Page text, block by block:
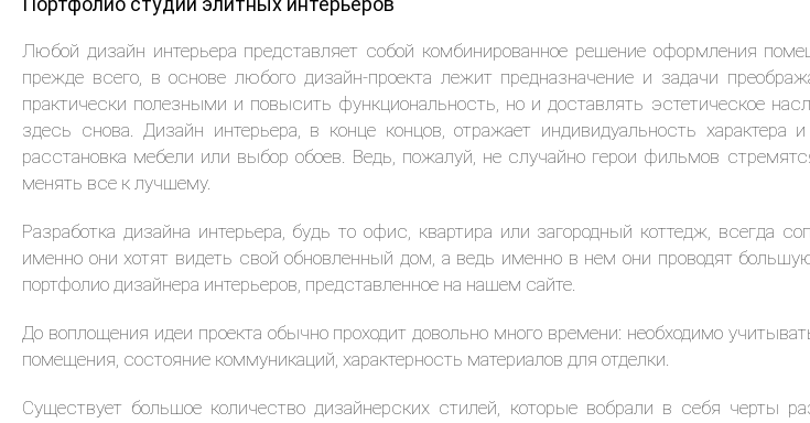
Любой дизайн интерьера представляет собой комбинированное решение оформления
прежде всего, в основе любого дизайн-проекта лежит предназначение и задачи
практически полезными и повысить функциональность, но и доставлять эстетическое
здесь снова. Дизайн интерьера, в конце концов, отражает индивидуальность
расстановка мебели или выбор обоев. Ведь, пожалуй, не случайно герои фильмов
менять все к лучшему.
Разработка дизайна интерьера, будь то офис, квартира или загородный коттедж,
именно они хотят видеть свой обновленный дом, а ведь именно в нем они проводят
портфолио дизайнера интерьеров, представленное на нашем сайте.
До воплощения идеи проекта обычно проходит довольно много времени: необходимо
помещения, состояние коммуникаций, характерность материалов для отделки.
Существует большое количество дизайнерских стилей, которые вобрали в себя черты